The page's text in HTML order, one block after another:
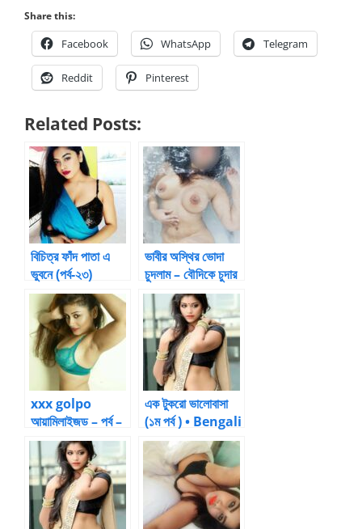
Share this:
Facebook WhatsApp Telegram
Reddit Pinterest
Related Posts:
বিচিত্র ফাঁদ পাতা এ
ভুবনে (পর্ব-২৩)
ভাবীর অস্থির ভোদা
চুদলাম – বৌদিকে চুদার
গল্প
xxx golpo
আয়ামিলাইজড – পর্ব –
7 by আয়ামিল
এক টুকরো ভালোবাসা
(১ম পর্ব ) • Bengali
Sex Stories